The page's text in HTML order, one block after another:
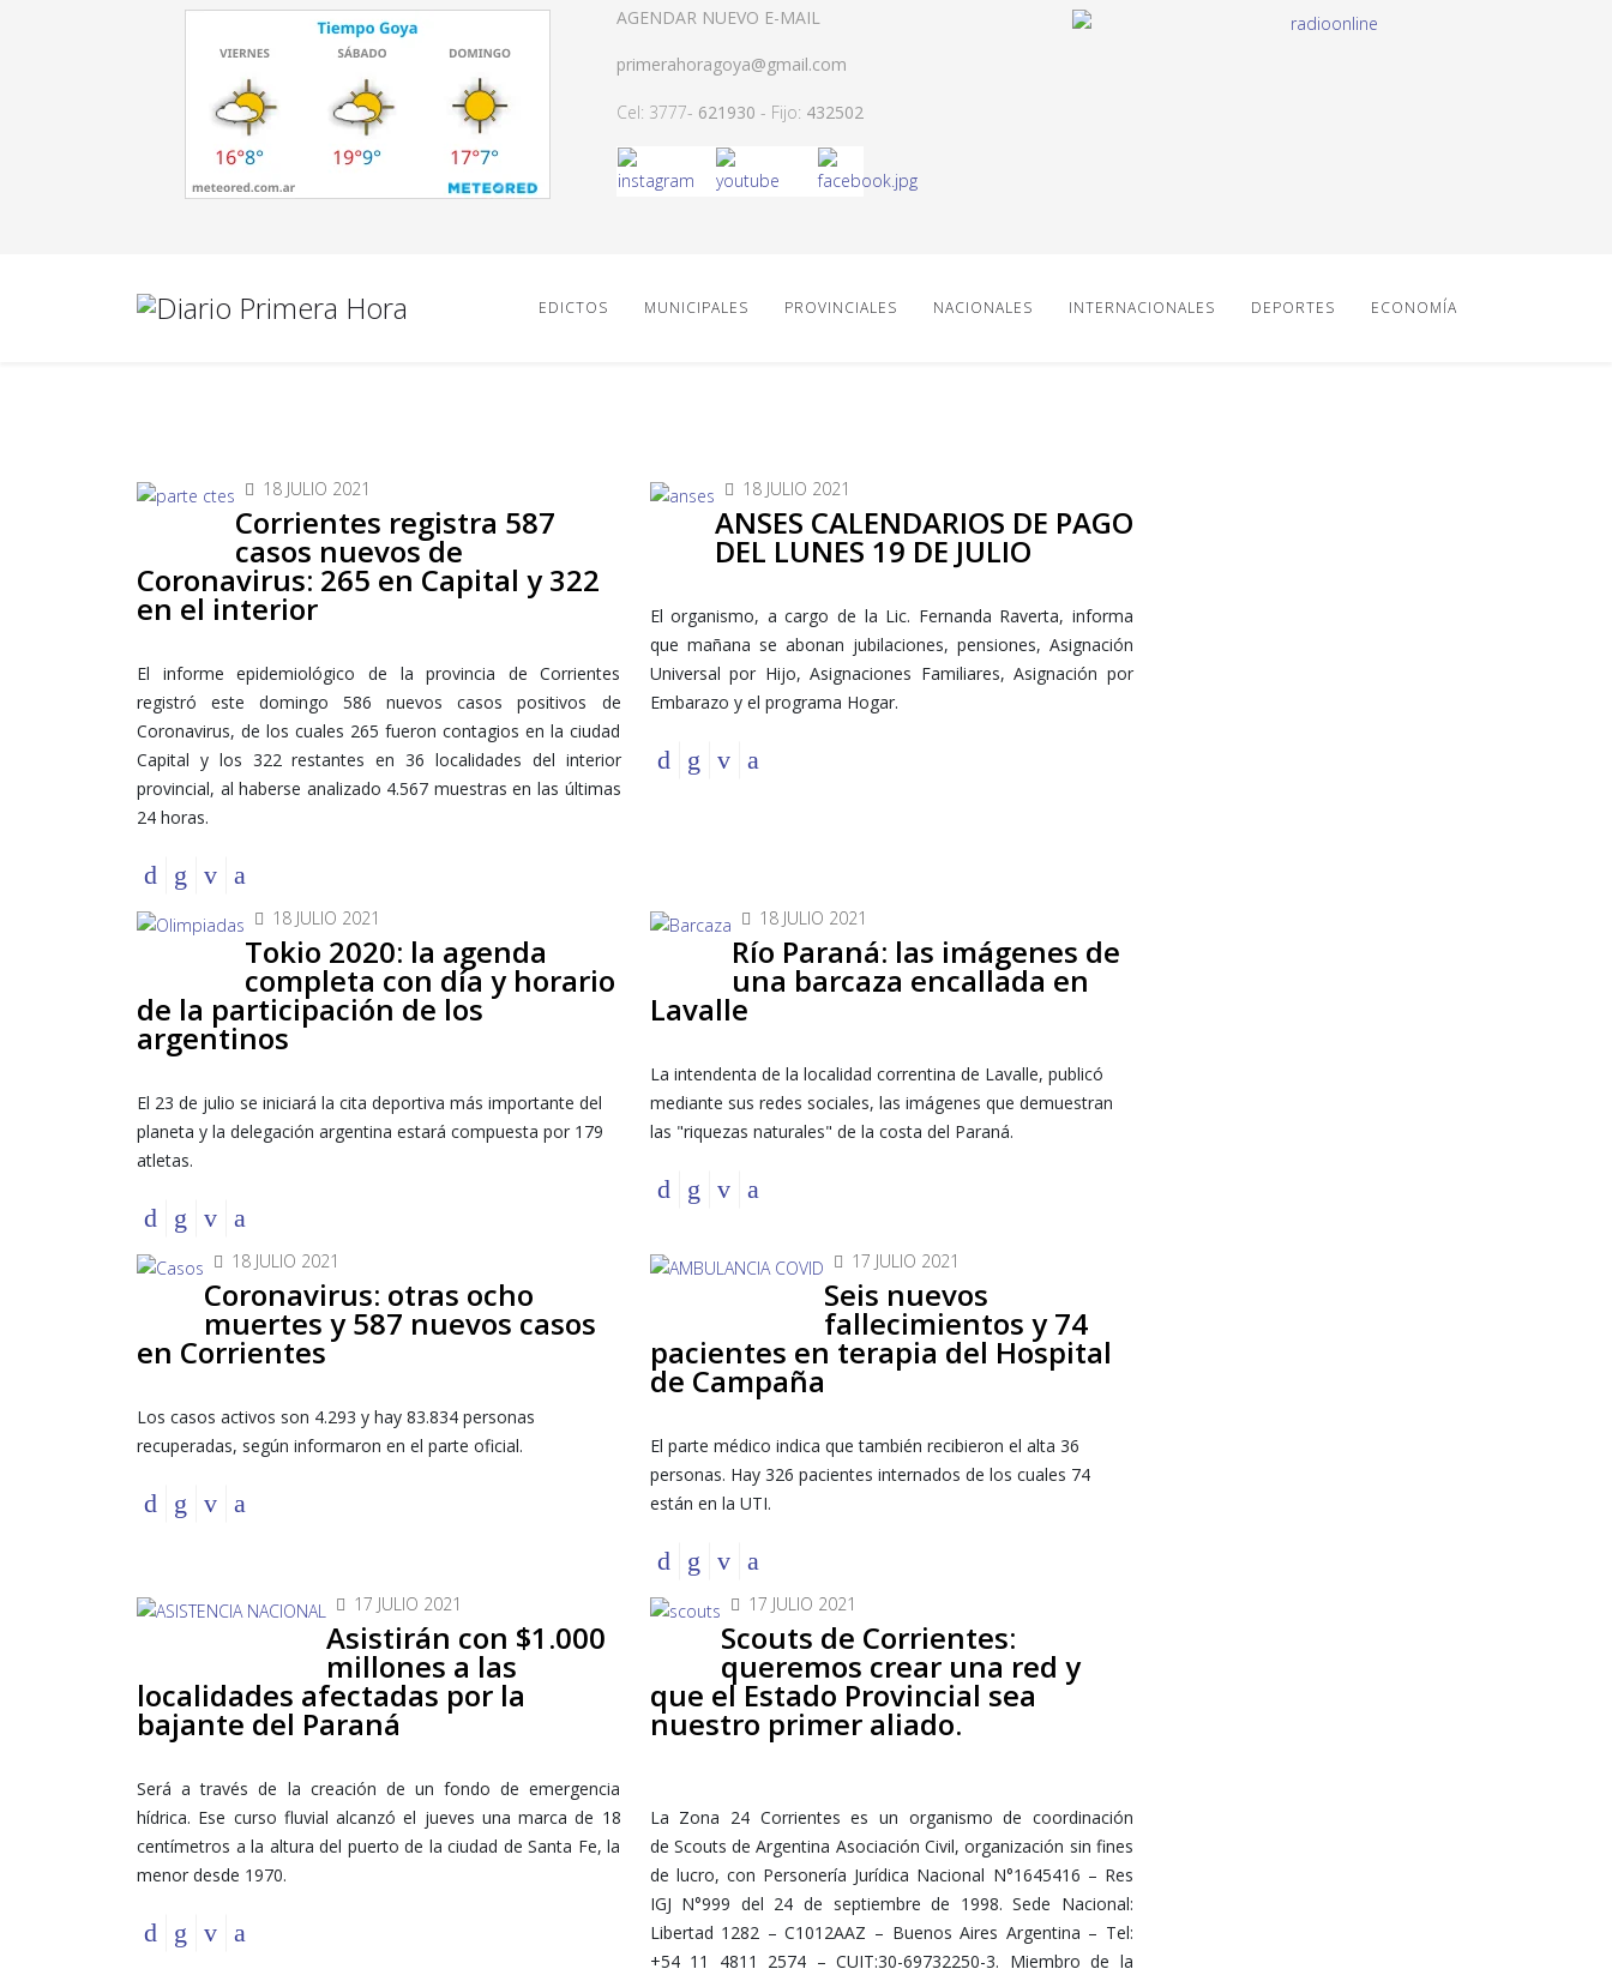
AGENDAR NUEVO E-MAIL
primerahoragoya@gmail.com
Cel: 3777- 621930 - Fijo: 432502
EDICTOS MUNICIPALES PROVINCIALES NACIONALES INTERNACIONALES DEPORTES ECONOMÍA
18 JULIO 2021
Corrientes registra 587
casos nuevos de
Coronavirus: 265 en Capital y 322
en el interior
El informe epidemiológico de la provincia de Corrientes
registró este domingo 586 nuevos casos positivos de
Coronavirus, de los cuales 265 fueron contagios en la ciudad
Capital y los 322 restantes en 36 localidades del interior
provincial, al haberse analizado 4.567 muestras en las últimas
24 horas.
18 JULIO 2021
ANSES CALENDARIOS DE PAGO
DEL LUNES 19 DE JULIO
El organismo, a cargo de la Lic. Fernanda Raverta, informa
que mañana se abonan jubilaciones, pensiones, Asignación
Universal por Hijo, Asignaciones Familiares, Asignación por
Embarazo y el programa Hogar.
18 JULIO 2021
Tokio 2020: la agenda
completa con día y horario
de la participación de los
argentinos
El 23 de julio se iniciará la cita deportiva más importante del
planeta y la delegación argentina estará compuesta por 179
atletas.
18 JULIO 2021
Río Paraná: las imágenes de
una barcaza encallada en
Lavalle
La intendenta de la localidad correntina de Lavalle, publicó
mediante sus redes sociales, las imágenes que demuestran
las "riquezas naturales" de la costa del Paraná.
18 JULIO 2021
Coronavirus: otras ocho
muertes y 587 nuevos casos
en Corrientes
Los casos activos son 4.293 y hay 83.834 personas
recuperadas, según informaron en el parte oficial.
17 JULIO 2021
Seis nuevos
fallecimientos y 74
pacientes en terapia del Hospital
de Campaña
El parte médico indica que también recibieron el alta 36
personas. Hay 326 pacientes internados de los cuales 74
están en la UTI.
17 JULIO 2021
Asistirán con $1.000
millones a las
localidades afectadas por la
bajante del Paraná
Será a través de la creación de un fondo de emergencia
hídrica. Ese curso fluvial alcanzó el jueves una marca de 18
centímetros a la altura del puerto de la ciudad de Santa Fe, la
menor desde 1970.
17 JULIO 2021
Scouts de Corrientes:
queremos crear una red y
que el Estado Provincial sea
nuestro primer aliado.
La Zona 24 Corrientes es un organismo de coordinación
de Scouts de Argentina Asociación Civil, organización sin fines
de lucro, con Personería Jurídica Nacional N°1645416 – Res
IGJ N°999 del 24 de septiembre de 1998. Sede Nacional:
Libertad 1282 – C1012AAZ – Buenos Aires Argentina – Tel:
+54 11 4811 2574 – CUIT:30-69732250-3. Miembro de la